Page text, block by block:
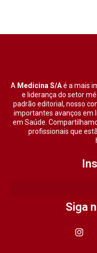
A Medicina S/Aé a mais
e liderança do setor
padrão editorial, nosso
importantes avanços em
em Saúde.
profissionais que
Siga